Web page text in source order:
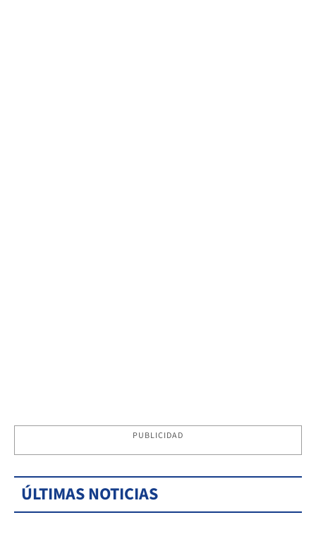
PUBLICIDAD
ÚLTIMAS NOTICIAS